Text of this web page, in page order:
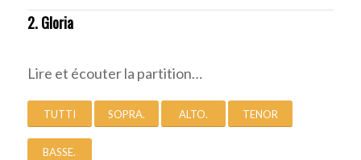
2. Gloria
Lire et écouter la partition…
TUTTI SOPRA. ALTO. TENOR
BASSE.